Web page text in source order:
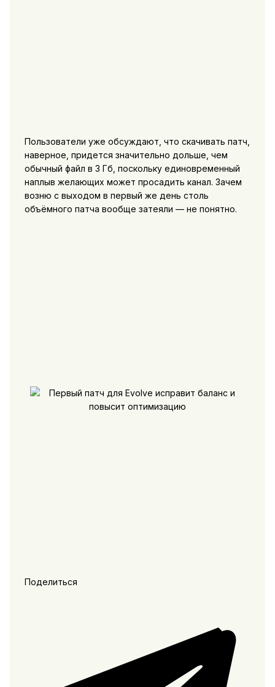
Пользователи уже обсуждают, что скачивать патч,
наверное, придется значительно дольше, чем
обычный файл в 3 Гб, поскольку единовременный
наплыв желающих может просадить канал. Зачем
возню с выходом в первый же день столь
объёмного патча вообще затеяли — не понятно.
Поделиться